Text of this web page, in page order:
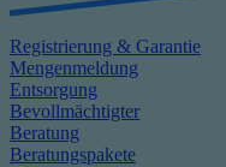
Registrierung & Garantie
Mengenmeldung
Entsorgung
Bevollmächtigter
Beratung
Beratungspakete